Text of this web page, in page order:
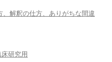
解釈の仕方、ありがちな間違
研究用